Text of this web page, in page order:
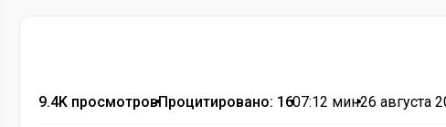
9.4K просмотров•Процитировано: 16•07:12 мин•26 августа